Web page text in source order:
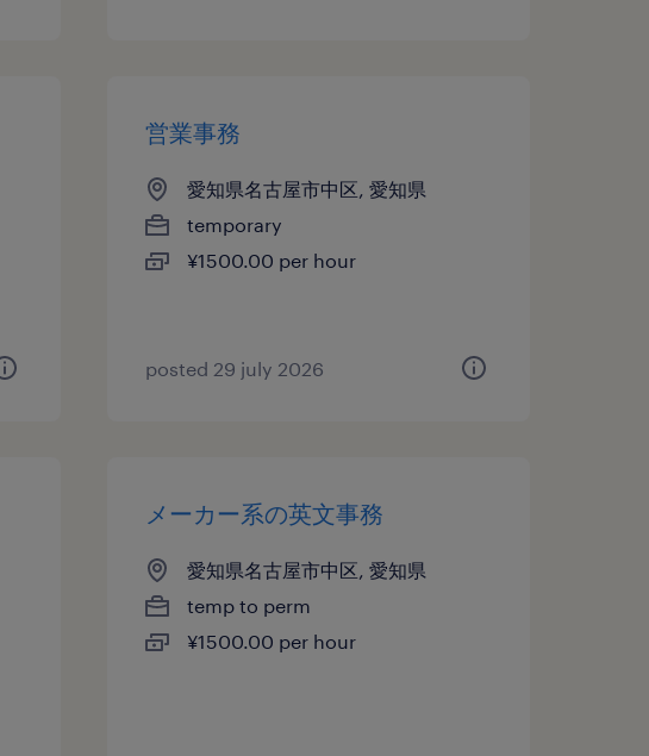
営業事務
愛知県名古屋市中区, 愛知県
temporary
¥1500.00 per hour
posted 29 july 2026
メーカー系の英文事務
愛知県名古屋市中区, 愛知県
temp to perm
¥1500.00 per hour